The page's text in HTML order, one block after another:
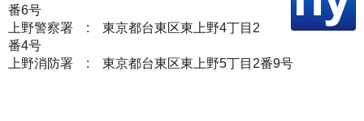
番6号
上野警察署 : 東京都台東区東上野4丁目2
番4号
上野消防署 : 東京都台東区東上野5丁目2番9号